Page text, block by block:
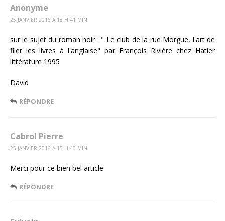
Anonyme
25 JANVIER 2016 Á 18 H 41 MIN
sur le sujet du roman noir : " Le club de la rue Morgue, l'art de
filer les livres à l'anglaise" par François Rivière chez Hatier
littérature 1995
David
RÉPONDRE
Cabrol Pierre
25 JANVIER 2016 Á 15 H 40 MIN
Merci pour ce bien bel article
RÉPONDRE